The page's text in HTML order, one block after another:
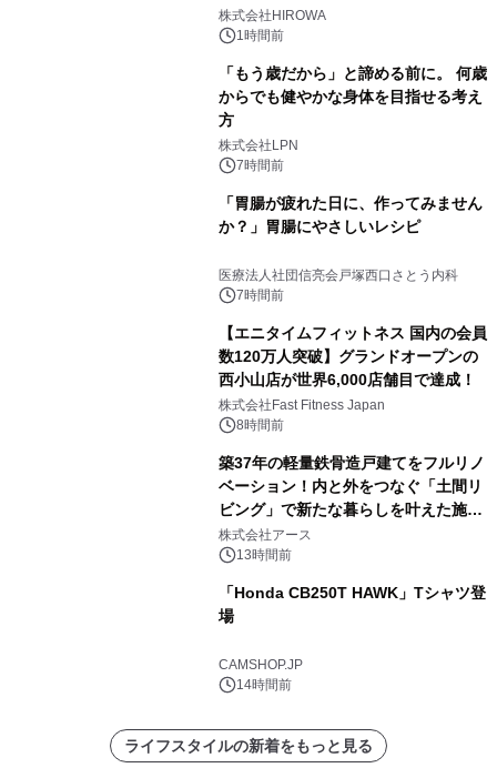
株式会社HIROWA
1時間前
「もう歳だから」と諦める前に。 何歳
からでも健やかな身体を目指せる考え
方
株式会社LPN
7時間前
「胃腸が疲れた日に、作ってみません
か？」胃腸にやさしいレシピ
医療法人社団信亮会戸塚西口さとう内科
7時間前
【エニタイムフィットネス 国内の会員
数120万人突破】グランドオープンの
西小山店が世界6,000店舗目で達成！
株式会社Fast Fitness Japan
8時間前
築37年の軽量鉄骨造戸建てをフルリノ
ベーション！内と外をつなぐ「土間リ
ビング」で新たな暮らしを叶えた施工
事例を株式会社アースが公開
株式会社アース
13時間前
「Honda CB250T HAWK」Tシャツ登
場
CAMSHOP.JP
14時間前
ライフスタイルの新着をもっと見る